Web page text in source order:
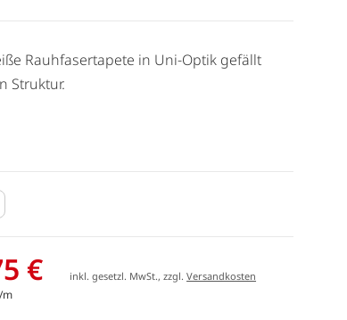
Rauhfasertapete in Uni-Optik gefällt
Struktur.
€
/m
inkl. gesetzl. MwSt., zzgl.Versandkosten